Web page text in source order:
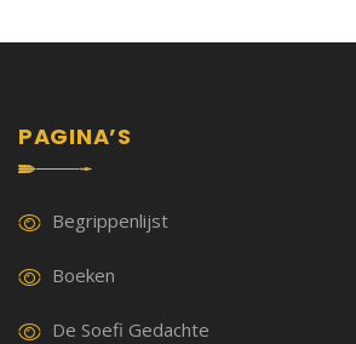
PAGINA’S
Begrippenlijst
Boeken
De Soefi Gedachte